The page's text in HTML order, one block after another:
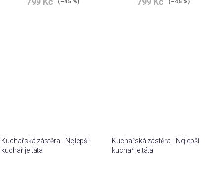
(–45 %) (–45 %)
Kuchařská zástěra - Nejlepší
kuchař je táta
Kuchařská zástěra - Nejlepší
kuchař je táta